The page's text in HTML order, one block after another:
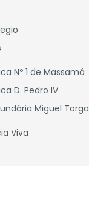
Nº 1 de Massamá
D. Pedro IV
Miguel Torga
Viva